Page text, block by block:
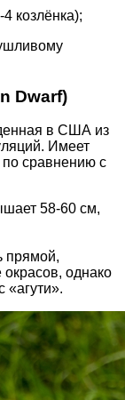
козлёнка);
Dwarf)
в США из
Имеет
сравнению с
58-60 см,
прямой,
однако
«агути».